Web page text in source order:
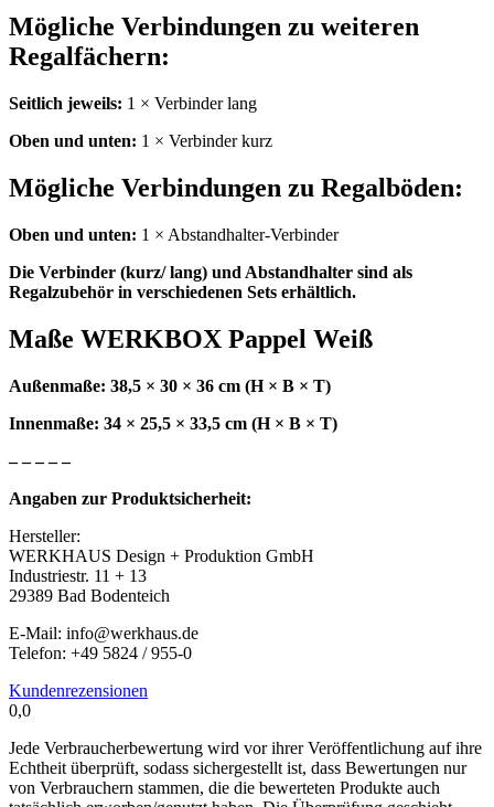
Mögliche Verbindungen zu weiteren
Regalfächern:
Seitlich jeweils: 1 × Verbinder lang
Oben und unten: 1 × Verbinder kurz
Mögliche Verbindungen zu Regalböden:
Oben und unten: 1 × Abstandhalter-Verbinder
Die Verbinder (kurz/ lang) und Abstandhalter sind als
Regalzubehör in verschiedenen Sets erhältlich.
Maße WERKBOX Pappel Weiß
Außenmaße: 38,5 × 30 × 36 cm (H × B × T)
Innenmaße: 34 × 25,5 × 33,5 cm (H × B × T)
– – – – –
Angaben zur Produktsicherheit:
Hersteller:
WERKHAUS Design + Produktion GmbH
Industriestr. 11 + 13
29389 Bad Bodenteich
E-Mail: info@werkhaus.de
Telefon: +49 5824 / 955-0
Kundenrezensionen
0,0
Jede Verbraucherbewertung wird vor ihrer Veröffentlichung auf ihre
Echtheit überprüft, sodass sichergestellt ist, dass Bewertungen nur
von Verbrauchern stammen, die die bewerteten Produkte auch